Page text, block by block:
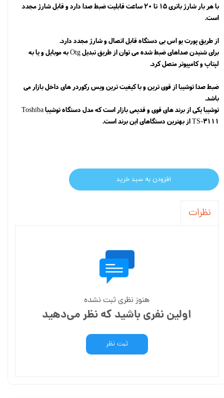
با هر بار شارژ باتری 15 تا 20 ساعت قابلیت ضبط صدا دارد و قابل شارژ مجدد
است.
از طریق پورت یو اس بی دستگاه قابل اتصال و شارژ مجدد دارد.
برای شنیدن صداهای ضبط شده می توان از طریق تبدیل Otg به موبایل و یا به
لپتاپ و کامپیوتر متصل کرد.
ضبط صدا توشیبا از قوی ترین و با کیفیت ترین ویس رکوردر های داخل بازار می
باشد.
توشیبا یکی از برند های قوی و قدیمی بازار است که مدل دستگاه توشیبا Toshiba
TS-3111 از بهترین دستگاهای این برند است.
افزودن به سبد خرید
نظرات
هنوز نظری ثبت نشده
اولین نفری باشید که نظر می‌دهید
ثبت نظر